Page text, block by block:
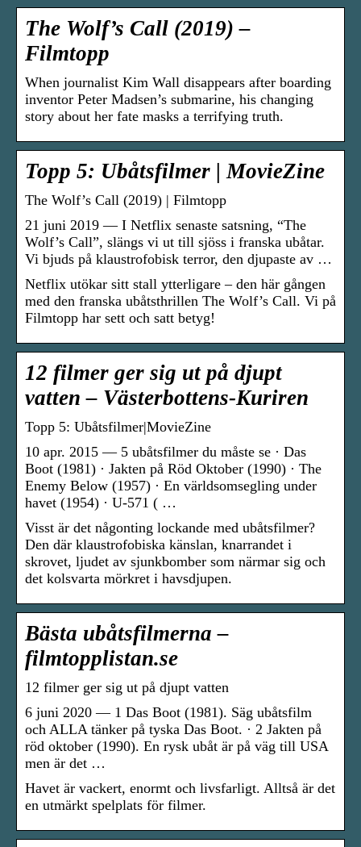
The Wolf’s Call (2019) –
Filmtopp
When journalist Kim Wall disappears after boarding
inventor Peter Madsen’s submarine, his changing
story about her fate masks a terrifying truth.
Topp 5: Ubåtsfilmer | MovieZine
The Wolf’s Call (2019) | Filmtopp
21 juni 2019 — I Netflix senaste satsning, “The
Wolf’s Call”, slängs vi ut till sjöss i franska ubåtar.
Vi bjuds på klaustrofobisk terror, den djupaste av …
Netflix utökar sitt stall ytterligare – den här gången
med den franska ubåtsthrillen The Wolf’s Call. Vi på
Filmtopp har sett och satt betyg!
12 filmer ger sig ut på djupt
vatten – Västerbottens-Kuriren
Topp 5: Ubåtsfilmer|MovieZine
10 apr. 2015 — 5 ubåtsfilmer du måste se · Das
Boot (1981) · Jakten på Röd Oktober (1990) · The
Enemy Below (1957) · En världsomsegling under
havet (1954) · U-571 ( …
Visst är det någonting lockande med ubåtsfilmer?
Den där klaustrofobiska känslan, knarrandet i
skrovet, ljudet av sjunkbomber som närmar sig och
det kolsvarta mörkret i havsdjupen.
Bästa ubåtsfilmerna –
filmtopplistan.se
12 filmer ger sig ut på djupt vatten
6 juni 2020 — 1 Das Boot (1981). Säg ubåtsfilm
och ALLA tänker på tyska Das Boot. · 2 Jakten på
röd oktober (1990). En rysk ubåt är på väg till USA
men är det …
Havet är vackert, enormt och livsfarligt. Alltså är det
en utmärkt spelplats för filmer.